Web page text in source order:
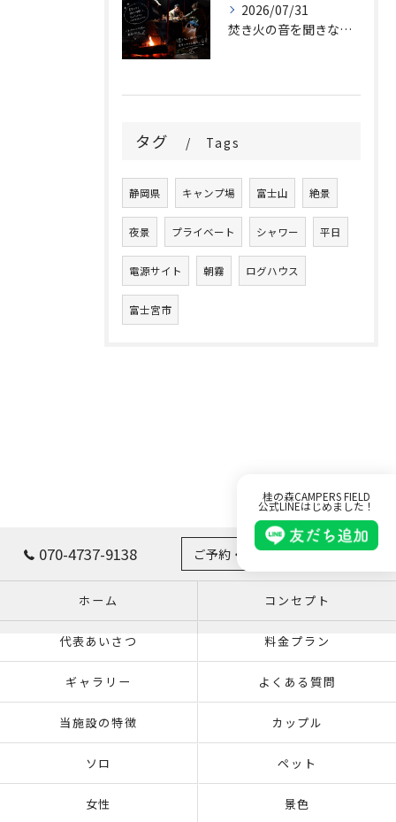
2026/07/31
焚き火の音を聞きながら、時間を忘れる夜。
タグ Tags
静岡県 キャンプ場 富士山 絶景
夜景 プライベート シャワー 平日
電源サイト 朝霧 ログハウス
富士宮市
桂の森CAMPERS FIELD
公式LINEはじめました！
070-4737-9138 ご予約・お問い合わせはこちら
ホーム コンセプト
代表あいさつ 料金プラン
ギャラリー よくある質問
当施設の特徴 カップル
ソロ ペット
女性 景色